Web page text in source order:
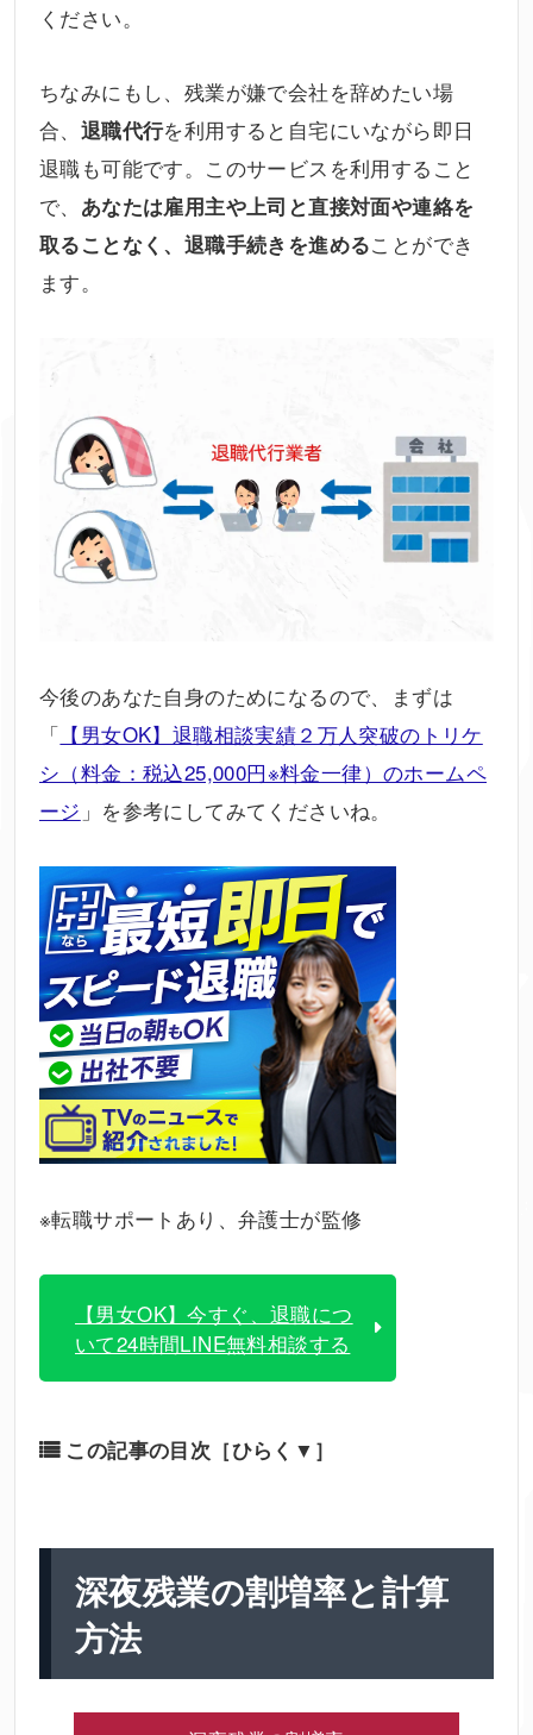
ください。
ちなみにもし、残業が嫌で会社を辞めたい場
合、 退職代行を利用すると自宅にいながら即日
退職も可能です。このサービスを利用すること
で、 あなたは雇用主や上司と直接対面や連絡を
取ることなく、退職手続きを進めることができ
ます。
今後のあなた自身のためになるので、まずは
「 【男女OK】退職相談実績２万人突破のトリケ
シ（料金：税込25,000円※料金一律）のホームペ
ージ 」を参考にしてみてくださいね。
※転職サポートあり、弁護士が監修
【男女OK】今すぐ、退職につ
いて24時間LINE無料相談する
この記事の目次 ［ひらく▼］
深夜残業の割増率と計算
方法